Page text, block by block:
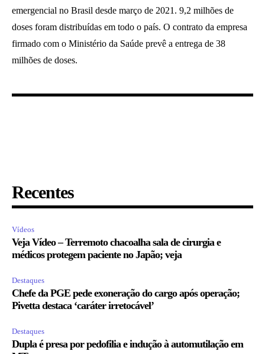
emergencial no Brasil desde março de 2021. 9,2 milhões de
doses foram distribuídas em todo o país. O contrato da empresa
firmado com o Ministério da Saúde prevê a entrega de 38
milhões de doses.
Recentes
Vídeos
Veja Vídeo – Terremoto chacoalha sala de cirurgia e
médicos protegem paciente no Japão; veja
Destaques
Chefe da PGE pede exoneração do cargo após operação;
Pivetta destaca ‘caráter irretocável’
Destaques
Dupla é presa por pedofilia e indução à automutilação em